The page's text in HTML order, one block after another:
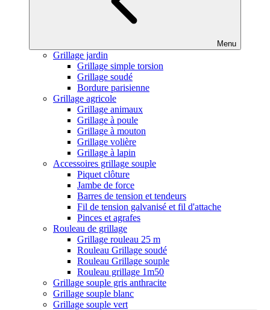
Menu
Grillage jardin
Grillage simple torsion
Grillage soudé
Bordure parisienne
Grillage agricole
Grillage animaux
Grillage à poule
Grillage à mouton
Grillage volière
Grillage à lapin
Accessoires grillage souple
Piquet clôture
Jambe de force
Barres de tension et tendeurs
Fil de tension galvanisé et fil d'attache
Pinces et agrafes
Rouleau de grillage
Grillage rouleau 25 m
Rouleau Grillage soudé
Rouleau Grillage souple
Rouleau grillage 1m50
Grillage souple gris anthracite
Grillage souple blanc
Grillage souple vert